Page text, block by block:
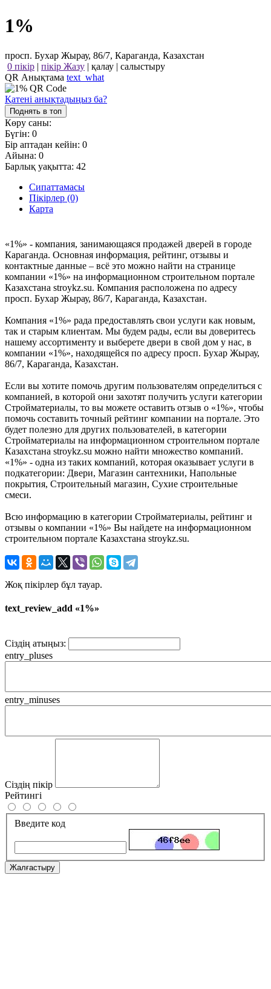
1%
просп. Бухар Жырау, 86/7, Караганда, Казахстан
0 пікір | пікір Жазу | қалау | салыстыру
QR Анықтама text_what
Қатені анықтадыңыз ба?
Поднять в топ
Көру саны:
Бүгін: 0
Бір аптадан кейін: 0
Айына: 0
Барлық уақытта: 42
Сипаттамасы
Пікірлер (0)
Карта
«1%» - компания, занимающаяся продажей дверей в городе
Караганда. Основная информация, рейтинг, отзывы и
контактные данные – всё это можно найти на странице
компании «1%» на информационном строительном портале
Казахстана stroykz.su. Компания расположена по адресу
просп. Бухар Жырау, 86/7, Караганда, Казахстан.
Компания «1%» рада предоставлять свои услуги как новым,
так и старым клиентам. Мы будем рады, если вы доверитесь
нашему ассортименту и выберете двери в свой дом у нас, в
компании «1%», находящейся по адресу просп. Бухар Жырау,
86/7, Караганда, Казахстан.
Если вы хотите помочь другим пользователям определиться с
компанией, в которой они захотят получить услуги категории
Стройматериалы, то вы можете оставить отзыв о «1%», чтобы
помочь составить точный рейтинг компании на портале. Это
будет полезно для других пользователей, в категории
Стройматериалы на информационном строительном портале
Казахстана stroykz.su можно найти множество компаний.
«1%» - одна из таких компаний, которая оказывает услуги в
подкатегории: Двери, Магазин сантехники, Напольные
покрытия, Строительный магазин, Сухие строительные
смеси.
Всю информацию в категории Стройматериалы, рейтинг и
отзывы о компании «1%» Вы найдете на информационном
строительном портале Казахстана stroykz.su.
Жоқ пікірлер бұл тауар.
text_review_add «1%»
Сіздің атыңыз:
entry_pluses
entry_minuses
Сіздің пікір
Рейтингі
Введите код
Жалғастыру